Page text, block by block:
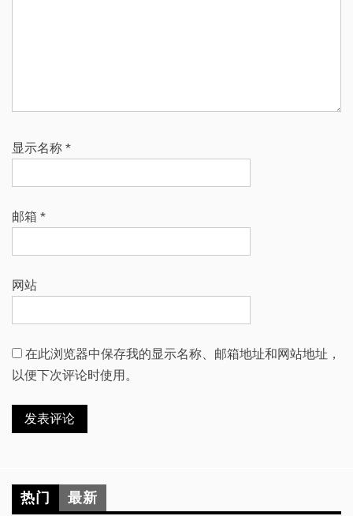
显示名称 *
邮箱 *
网站
在此浏览器中保存我的显示名称、邮箱地址和网站地址，
以便下次评论时使用。
热门 最新